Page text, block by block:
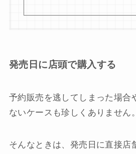
発売日に店頭で購入する
予約販売を逃してしまった場合
ないケースも珍しくありません。
そんなときは、発売日に直接店